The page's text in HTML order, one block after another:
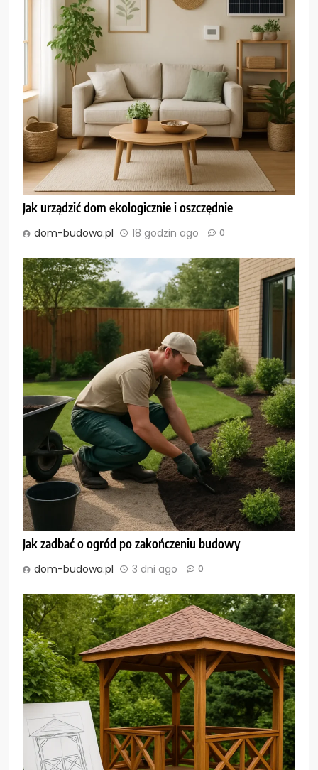
Jak urządzić dom ekologicznie i oszczędnie
dom-budowa.pl 18 godzin ago 0
Jak zadbać o ogród po zakończeniu budowy
dom-budowa.pl 3 dni ago 0